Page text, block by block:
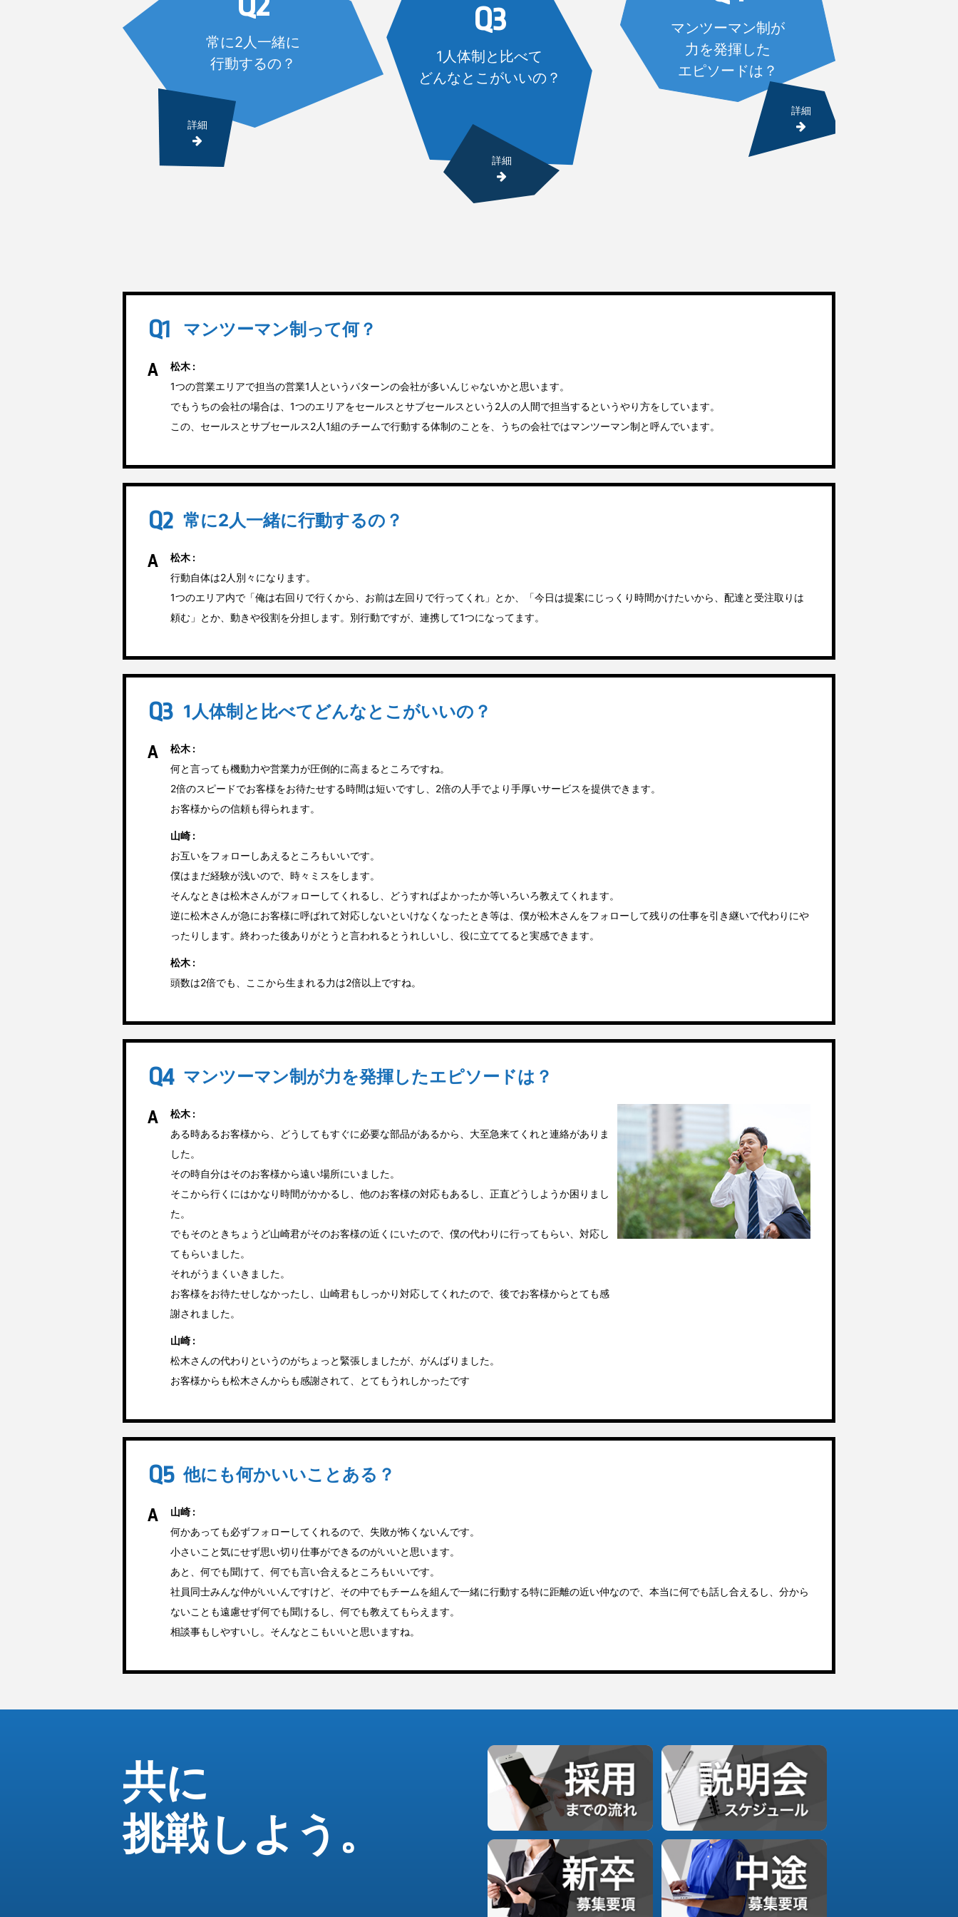
常に2人一緒に
行動するの？
詳細
Q3
1人体制と比べて
どんなとこがいいの？
詳細
マンツーマン制が
力を発揮した
エピソードは？
詳細
マンツーマン制って何？
松木 :
1つの営業エリアで担当の営業1人というパターンの会社が多いんじゃないかと思います。
でもうちの会社の場合は、1つのエリアをセールスとサブセールスという2人の人間で担当するというやり方をしています。
この、セールスとサブセールス2人1組のチームで行動する体制のことを、うちの会社ではマンツーマン制と呼んでいます。
常に2人一緒に行動するの？
松木 :
行動自体は2人別々になります。
1つのエリア内で「俺は右回りで行くから、お前は左回りで行ってくれ」とか、「今日は提案にじっくり時間かけたいから、配達と受注取りは
頼む」とか、動きや役割を分担します。別行動ですが、連携して1つになってます。
1人体制と比べてどんなとこがいいの？
松木 :
何と言っても機動力や営業力が圧倒的に高まるところですね。
2倍のスピードでお客様をお待たせする時間は短いですし、2倍の人手でより手厚いサービスを提供できます。
お客様からの信頼も得られます。
山崎 :
お互いをフォローしあえるところもいいです。
僕はまだ経験が浅いので、時々ミスをします。
そんなときは松木さんがフォローしてくれるし、どうすればよかったか等いろいろ教えてくれます。
逆に松木さんが急にお客様に呼ばれて対応しないといけなくなったとき等は、僕が松木さんをフォローして残りの仕事を引き継いで代わりにや
ったりします。終わった後ありがとうと言われるとうれしいし、役に立ててると実感できます。
松木 :
頭数は2倍でも、ここから生まれる力は2倍以上ですね。
マンツーマン制が力を発揮したエピソードは？
松木 :
ある時あるお客様から、どうしてもすぐに必要な部品があるから、大至急来てくれと連絡がありま
した。
その時自分はそのお客様から遠い場所にいました。
そこから行くにはかなり時間がかかるし、他のお客様の対応もあるし、正直どうしようか困りまし
た。
でもそのときちょうど山崎君がそのお客様の近くにいたので、僕の代わりに行ってもらい、対応し
てもらいました。
それがうまくいきました。
お客様をお待たせしなかったし、山崎君もしっかり対応してくれたので、後でお客様からとても感
謝されました。
山崎 :
松木さんの代わりというのがちょっと緊張しましたが、がんばりました。
お客様からも松木さんからも感謝されて、とてもうれしかったです
他にも何かいいことある？
山崎 :
何かあっても必ずフォローしてくれるので、失敗が怖くないんです。
小さいこと気にせず思い切り仕事ができるのがいいと思います。
あと、何でも聞けて、何でも言い合えるところもいいです。
社員同士みんな仲がいいんですけど、その中でもチームを組んで一緒に行動する特に距離の近い仲なので、本当に何でも話し合えるし、分から
ないことも遠慮せず何でも聞けるし、何でも教えてもらえます。
相談事もしやすいし。そんなとこもいいと思いますね。
共に
挑戦しよう。